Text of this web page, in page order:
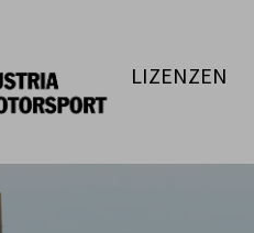
LIZENZEN